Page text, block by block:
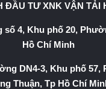
ĐẦU TƯ XNK VẬN TẢI
4, Khu phố 20,
Hồ Chí Minh
DN4-3, Khu phố
Thuận, Tp Hồ Chí